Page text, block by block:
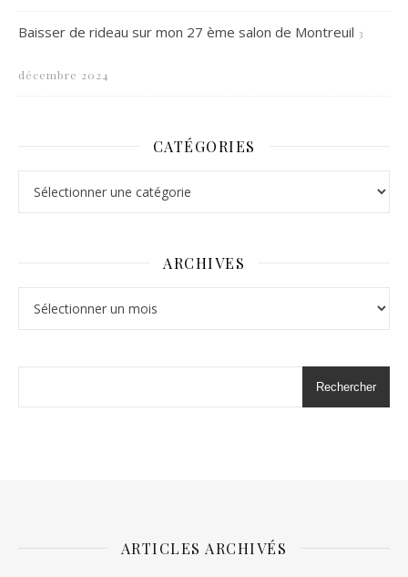
Baisser de rideau sur mon 27 ème salon de Montreuil 3
décembre 2024
CATÉGORIES
ARCHIVES
Rechercher
ARTICLES ARCHIVÉS